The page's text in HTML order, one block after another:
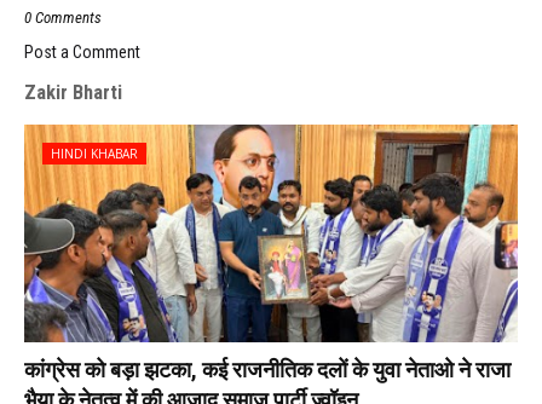
0 Comments
Post a Comment
Zakir Bharti
HINDI KHABAR
कांग्रेस को बड़ा झटका, कई राजनीतिक दलों के युवा नेताओ ने राजा